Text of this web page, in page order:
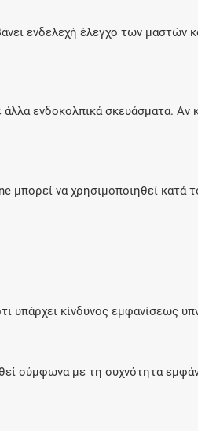
ενδελεχή έλεγχο των μαστών
ενδοκολπικά σκευάσματα.
μπορεί να χρησιμοποιηθεί κατά
υπάρχει κίνδυνος εμφανίσεως
σύμφωνα με τη συχνότητα